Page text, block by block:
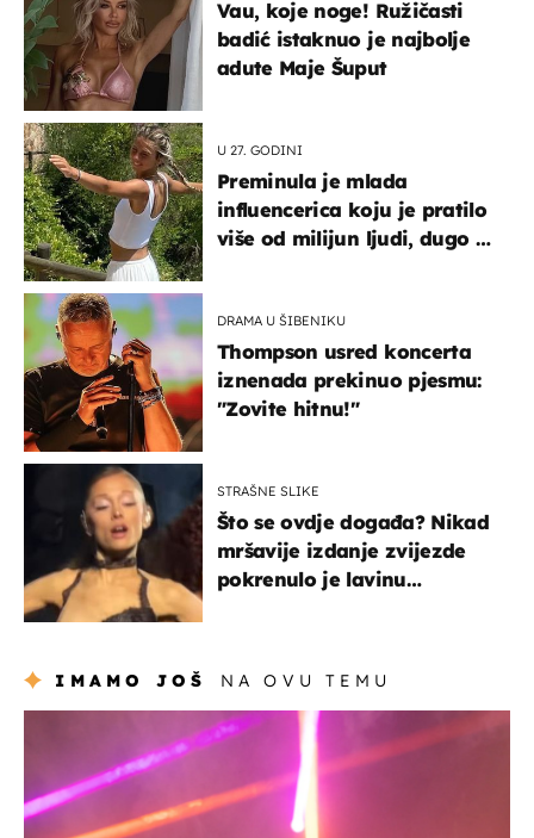
Vau, koje noge! Ružičasti
badić istaknuo je najbolje
adute Maje Šuput
U 27. GODINI
Preminula je mlada
influencerica koju je pratilo
više od milijun ljudi, dugo se
DRAMA U ŠIBENIKU
Thompson usred koncerta
iznenada prekinuo pjesmu:
"Zovite hitnu!"
STRAŠNE SLIKE
Što se ovdje događa? Nikad
mršavije izdanje zvijezde
pokrenulo je lavinu
IMAMO JOŠ NA OVU TEMU